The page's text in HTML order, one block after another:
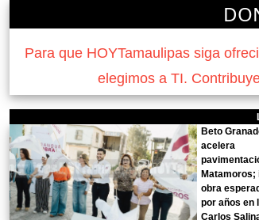
Para que HOYTamaulipas siga
elegimos a TI.
Beto
acelera
Matamoros;
obra
por años en
Carlos